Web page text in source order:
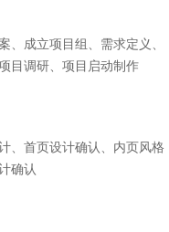
、成立项目组、需求定义、
目调研、项目启动制作
、首页设计确认、内页风格
确认